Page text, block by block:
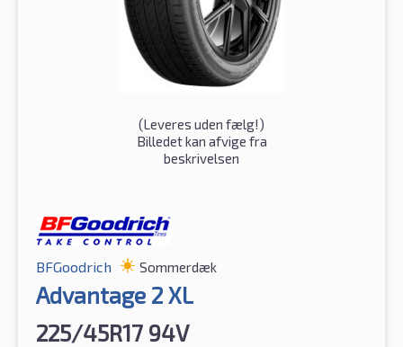
(Leveres uden fælg!)
Billedet kan afvige fra
beskrivelsen
BFGoodrich Sommerdæk
Advantage 2 XL
225/45R17 94V